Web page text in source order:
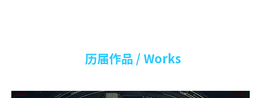
历届作品 / Works